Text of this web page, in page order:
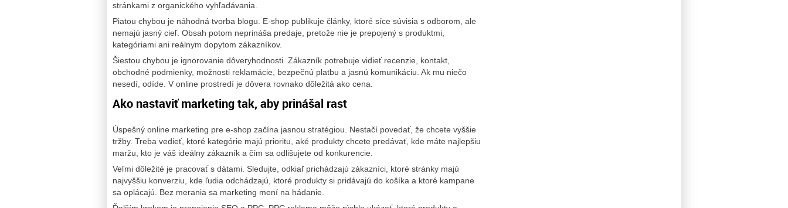
stránkami z organického vyhľadávania.
Piatou chybou je náhodná tvorba blogu. E-shop publikuje články, ktoré síce súvisia s odborom, ale
nemajú jasný cieľ. Obsah potom neprináša predaje, pretože nie je prepojený s produktmi,
kategóriami ani reálnym dopytom zákazníkov.
Šiestou chybou je ignorovanie dôveryhodnosti. Zákazník potrebuje vidieť recenzie, kontakt,
obchodné podmienky, možnosti reklamácie, bezpečnú platbu a jasnú komunikáciu. Ak mu niečo
nesedí, odíde. V online prostredí je dôvera rovnako dôležitá ako cena.
Ako nastaviť marketing tak, aby prinášal rast
Úspešný online marketing pre e-shop začína jasnou stratégiou. Nestačí povedať, že chcete vyššie
tržby. Treba vedieť, ktoré kategórie majú prioritu, aké produkty chcete predávať, kde máte najlepšiu
maržu, kto je váš ideálny zákazník a čím sa odlišujete od konkurencie.
Veľmi dôležité je pracovať s dátami. Sledujte, odkiaľ prichádzajú zákazníci, ktoré stránky majú
najvyššiu konverziu, kde ľudia odchádzajú, ktoré produkty si pridávajú do košíka a ktoré kampane
sa oplácajú. Bez merania sa marketing mení na hádanie.